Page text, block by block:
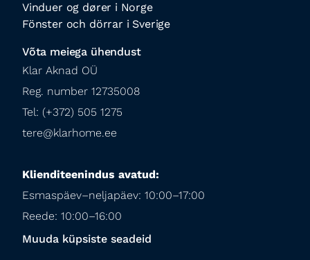
Vinduer og dører i Norge
Fönster och dörrar i Sverige
Võta meiega ühendust
Klar Aknad OÜ
Reg. number 12735008
Tel: (+372) 505 1275
tere@klarhome.ee
Klienditeenindus avatud:
Esmaspäev–neljapäev: 10:00–17:00
Reede: 10:00–16:00
Muuda küpsiste seadeid